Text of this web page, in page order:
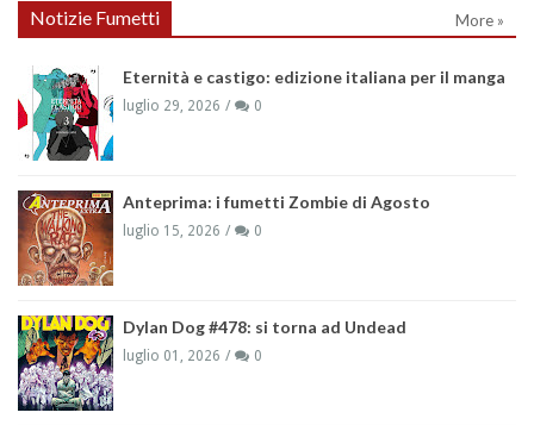
Notizie Fumetti More »
Eternità e castigo: edizione italiana per il manga
luglio 29, 2026 0
Anteprima: i fumetti Zombie di Agosto
luglio 15, 2026 0
Dylan Dog #478: si torna ad Undead
luglio 01, 2026 0